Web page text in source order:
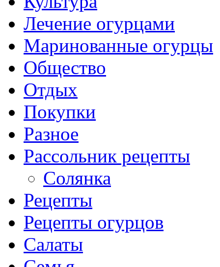
Лечение огурцами
Маринованные огурцы
Общество
Отдых
Покупки
Разное
Рассольник рецепты
Солянка
Рецепты
Рецепты огурцов
Салаты